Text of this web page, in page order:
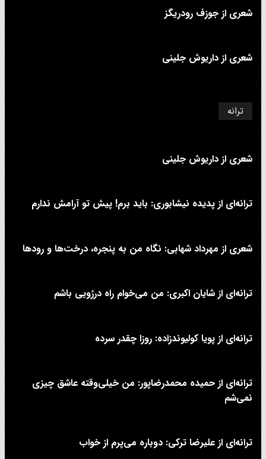
شعری از جوزف رودریگز
شعری از داریوش جلینی
ترانه
شعری از داریوش جلینی
ترانه‌ای از پدیده نیشابوری: باید برم! پیش تو آرامش ندارم
شعری از مهرداد شهابی: نگاه من به پنجره، درخت‌ها و رودها
ترانه‌ای از شایان اکبری: من می‌خوام راه دررُویی باشم
ترانه‌ای از پویا کولیوندزاده: روزا چقدر سرده
ترانه‌ای از حمیده محمدرضاپور: من خیلی‌وقته عاشق چیزی
نمی‌شم
ترانه‌ای از علیرضا ترکی: دوباره می‌پرم از خواب